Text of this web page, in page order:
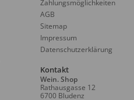
Zahlungsmöglichkeiten
AGB
Sitemap
Impressum
Datenschutzerklärung
Kontakt
Wein. Shop
Rathausgasse 12
6700 Bludenz